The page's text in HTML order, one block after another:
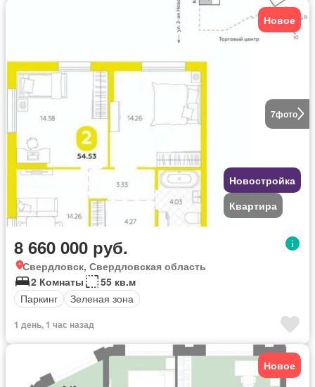
7фото
Новое
Новостройка
Квартира
8 660 000 руб.
Свердловск, Свердловская область
2 Комнаты
55 кв.м
Паркинг
Зеленая зона
1 день, 1 час назад
Новое